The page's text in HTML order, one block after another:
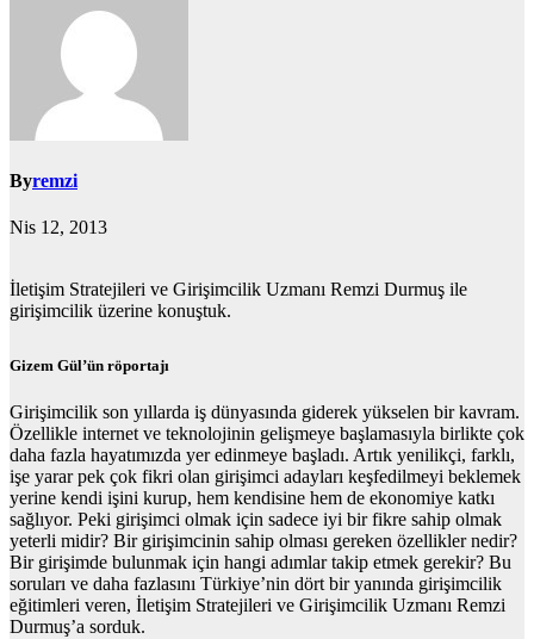
Byremzi
Nis 12, 2013
İletişim Stratejileri ve Girişimcilik Uzmanı Remzi Durmuş ile
girişimcilik üzerine konuştuk.
Gizem Gül’ün röportajı
Girişimcilik son yıllarda iş dünyasında giderek yükselen bir kavram.
Özellikle internet ve teknolojinin gelişmeye başlamasıyla birlikte çok
daha fazla hayatımızda yer edinmeye başladı. Artık yenilikçi, farklı,
işe yarar pek çok fikri olan girişimci adayları keşfedilmeyi beklemek
yerine kendi işini kurup, hem kendisine hem de ekonomiye katkı
sağlıyor. Peki girişimci olmak için sadece iyi bir fikre sahip olmak
yeterli midir? Bir girişimcinin sahip olması gereken özellikler nedir?
Bir girişimde bulunmak için hangi adımlar takip etmek gerekir? Bu
soruları ve daha fazlasını Türkiye’nin dört bir yanında girişimcilik
eğitimleri veren, İletişim Stratejileri ve Girişimcilik Uzmanı Remzi
Durmuş’a sorduk.